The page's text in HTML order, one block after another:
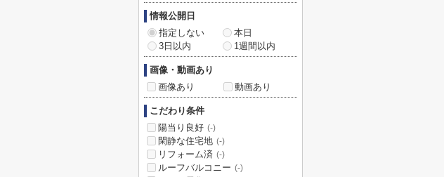
情報公開日
指定しない
本日
3日以内
1週間以内
画像・動画あり
画像あり
動画あり
こだわり条件
陽当り良好 (-)
閑静な住宅地 (-)
リフォーム済 (-)
ルーフバルコニー (-)